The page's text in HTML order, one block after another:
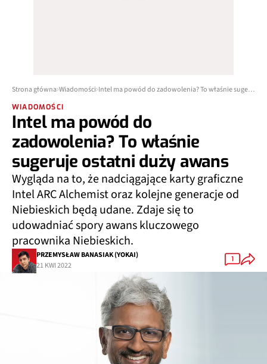
Strona główna Wiadomości Intel ma powód do zadowolenia? To właśnie sugeruje ostatni duży awans
WIADOMOŚCI
Intel ma powód do
zadowolenia? To właśnie
sugeruje ostatni duży awans
Wygląda na to, że nadciągające karty graficzne
Intel ARC Alchemist oraz kolejne generacje od
Niebieskich będą udane. Zdaje się to
udowadniać spory awans kluczowego
pracownika Niebieskich.
PRZEMYSŁAW BANASIAK (YOKAI)
21 KWI 2022
1